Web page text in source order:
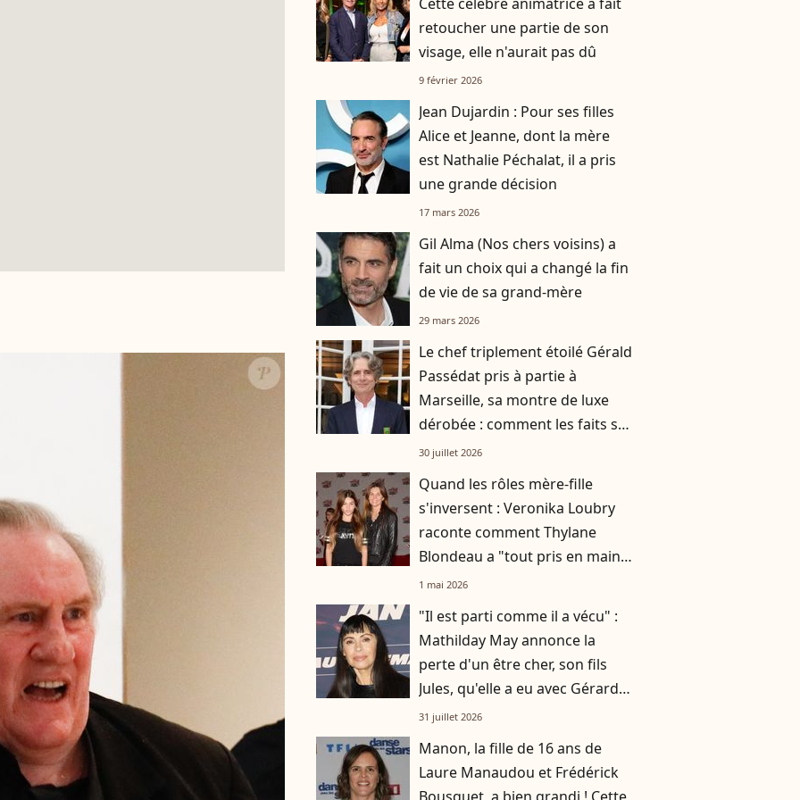
retoucher une partie de son
visage, elle n'aurait pas dû
9 février 2026
Jean Dujardin : Pour ses filles
Alice et Jeanne, dont la mère
est Nathalie Péchalat, il a pris
une grande décision
17 mars 2026
Gil Alma (Nos chers voisins) a
fait un choix qui a changé la fin
de vie de sa grand-mère
29 mars 2026
Le chef triplement étoilé Gérald
Passédat pris à partie à
Marseille, sa montre de luxe
dérobée : comment les faits se
sont déroulés ?
30 juillet 2026
Quand les rôles mère-fille
s'inversent : Veronika Loubry
raconte comment Thylane
Blondeau a "tout pris en main"
après la perte de Gérard
1 mai 2026
"Il est parti comme il a vécu" :
Mathilday May annonce la
perte d'un être cher, son fils
Jules, qu'elle a eu avec Gérard
Darmon, en soutien
31 juillet 2026
Manon, la fille de 16 ans de
Laure Manaudou et Frédérick